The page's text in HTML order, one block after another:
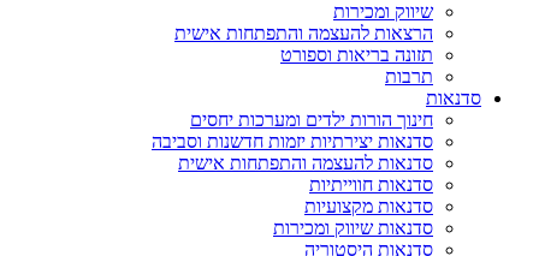
שיווק ומכירות
הרצאות להעצמה והתפתחות אישית
תזונה בריאות וספורט
תרבות
סדנאות
חינוך הורות ילדים ומערכות יחסים
סדנאות יצירתיות יזמות חדשנות וסביבה
סדנאות להעצמה והתפתחות אישית
סדנאות חווייתיות
סדנאות מקצועיות
סדנאות שיווק ומכירות
סדנאות היסטוריה